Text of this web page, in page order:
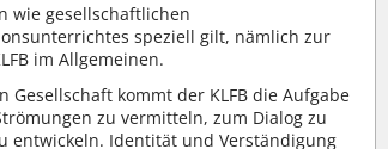
wie gesellschaftlichen
speziell gilt, nämlich zur
im Allgemeinen.
kommt der KLFB die Aufgabe
zu vermitteln, zum Dialog zu
entwickeln. Identität und Verständigung